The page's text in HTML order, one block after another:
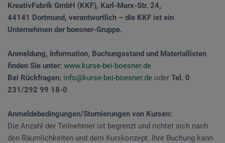
KreativFabrik GmbH (KKF), Karl-Marx-Str. 24,
44141 Dortmund, verantwortlich – die KKF ist ein
Unternehmen der boesner-Gruppe.
Anmeldung, Information, Buchungsstand und Materiallisten
finden Sie unter: www.kurse-bei-boesner.de
Bei Rückfragen: info@kurse-bei-boesner.de oder Tel. 0
231/292 99 18-0
Anmeldebedingungen/Stornierungen von Kursen:
Die Anzahl der Teilnehmer ist begrenzt und richtet sich nach
den Räumlichkeiten und dem Kurskonzept. Ihre Buchung kann